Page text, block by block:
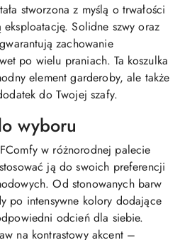
stworzona z myślą o trwałości
Solidne szwy oraz
zachowanie
po wielu praniach. Ta koszulka
element garderoby, ale także
do Twojej szafy.
wyboru
w różnorodnej palecie
ją do swoich preferencji
Od stonowanych barw
po intensywne kolory dodające
odcień dla siebie.
na kontrastowy akcent –